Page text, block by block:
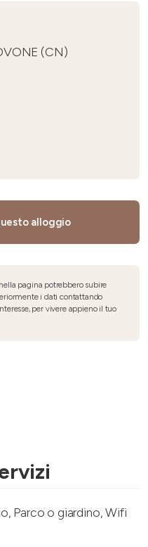
(CN)
alloggio
pagina potrebbero subire
i dati contattando
per vivere appieno il tuo
Parco o giardino, Wifi